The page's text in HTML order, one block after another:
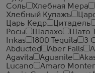
Соль
Хлебная Мера
Хлебный Купажъ
Царь Кедр
Цитадель
Росы
Шалахо Шато
Inkas
1800 Tequila 3
Abducted
Aber Falls
Agavita
Aguanile
Lucano
Amaro